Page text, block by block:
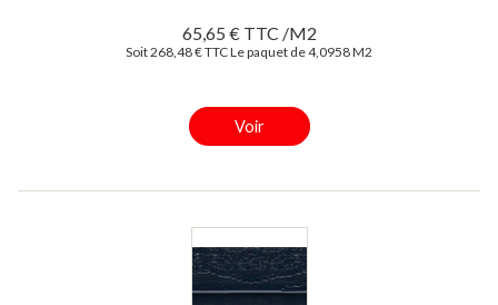
65,65 € TTC /M2
Soit 268,48 € TTC Le paquet de 4,0958 M2
Voir